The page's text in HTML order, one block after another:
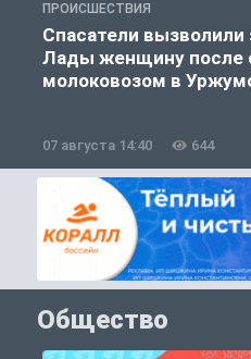
ПРОИСШЕСТВИЯ
Спасатели
Лады женщину после
молоковозом в
07 августа 14:40 644
Общество